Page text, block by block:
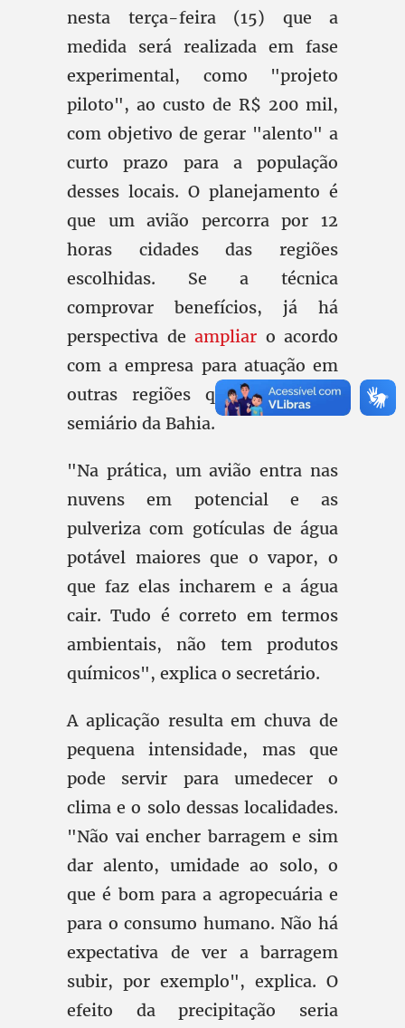
nesta terça-feira (15) que a
medida será realizada em fase
experimental, como "projeto
piloto", ao custo de R$ 200 mil,
com objetivo de gerar "alento" a
curto prazo para a população
desses locais. O planejamento é
que um avião percorra por 12
horas cidades das regiões
escolhidas. Se a técnica
comprovar benefícios, já há
perspectiva de ampliar o acordo
com a empresa para atuação em
outras regiões que formam o
semiário da Bahia.
"Na prática, um avião entra nas
nuvens em potencial e as
pulveriza com gotículas de água
potável maiores que o vapor, o
que faz elas incharem e a água
cair. Tudo é correto em termos
ambientais, não tem produtos
químicos", explica o secretário.
A aplicação resulta em chuva de
pequena intensidade, mas que
pode servir para umedecer o
clima e o solo dessas localidades.
"Não vai encher barragem e sim
dar alento, umidade ao solo, o
que é bom para a agropecuária e
para o consumo humano. Não há
expectativa de ver a barragem
subir, por exemplo", explica. O
efeito da precipitação seria